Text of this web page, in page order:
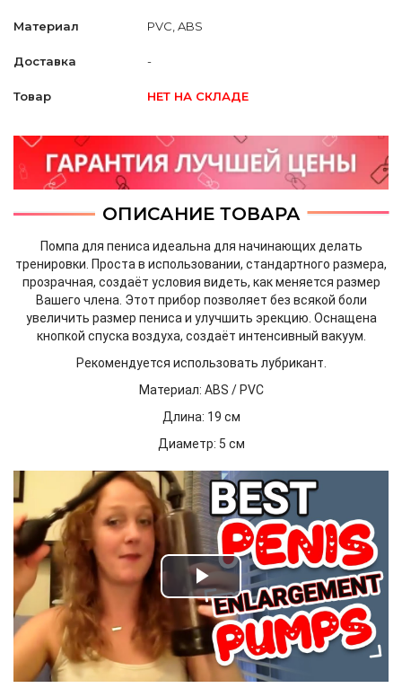
Материал PVC, ABS
Доставка -
Товар НЕТ НА СКЛАДЕ
ОПИСАНИЕ ТОВАРА
Помпа для пениса идеальна для начинающих делать
тренировки. Проста в использовании, стандартного размера,
прозрачная, создаёт условия видеть, как меняется размер
Вашего члена. Этот прибор позволяет без всякой боли
увеличить размер пениса и улучшить эрекцию. Оснащена
кнопкой спуска воздуха, создаёт интенсивный вакуум.
Рекомендуется использовать лубрикант.
Mатериал: ABS / PVC
Длина: 19 cм
Диаметр: 5 cм
Play
Video